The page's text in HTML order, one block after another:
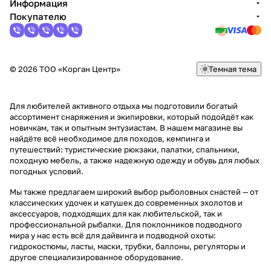
Информация
Покупателю
© 2026 ТОО «Корган Центр» Темная тема
Для любителей активного отдыха мы подготовили богатый
ассортимент снаряжения и экипировки, который подойдёт как
новичкам, так и опытным энтузиастам. В нашем магазине вы
найдёте всё необходимое для походов, кемпинга и
путешествий: туристические рюкзаки, палатки, спальники,
походную мебель, а также надежную одежду и обувь для любых
погодных условий.
Мы также предлагаем широкий выбор рыболовных снастей — от
классических удочек и катушек до современных эхолотов и
аксессуаров, подходящих для как любительской, так и
профессиональной рыбалки. Для поклонников подводного
мира у нас есть всё для дайвинга и подводной охоты:
гидрокостюмы, ласты, маски, трубки, баллоны, регуляторы и
другое специализированное оборудование.